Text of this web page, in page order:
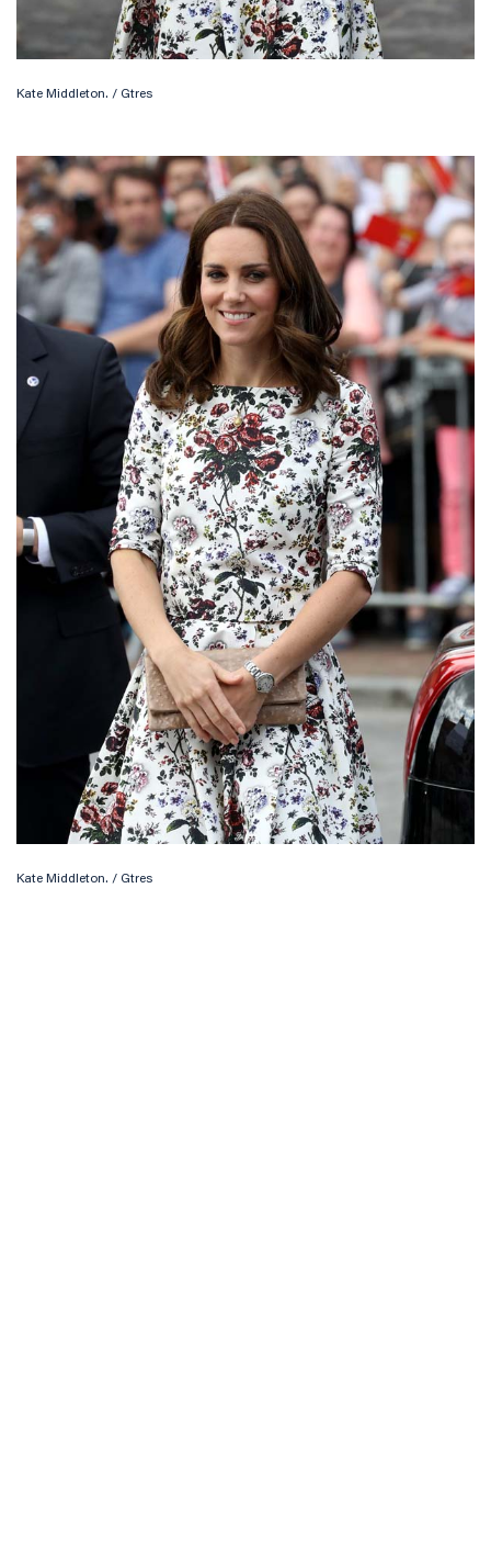
Kate Middleton. / Gtres
Kate Middleton. / Gtres